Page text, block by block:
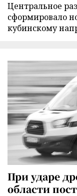
Центральное
сформировало
кубинскому
При ударе
области